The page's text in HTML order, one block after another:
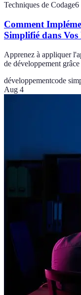
Techniques de Codage6
Comment
Simplifié dans Vos
Apprenez à appliquer
de développement
développementcode
Aug 4